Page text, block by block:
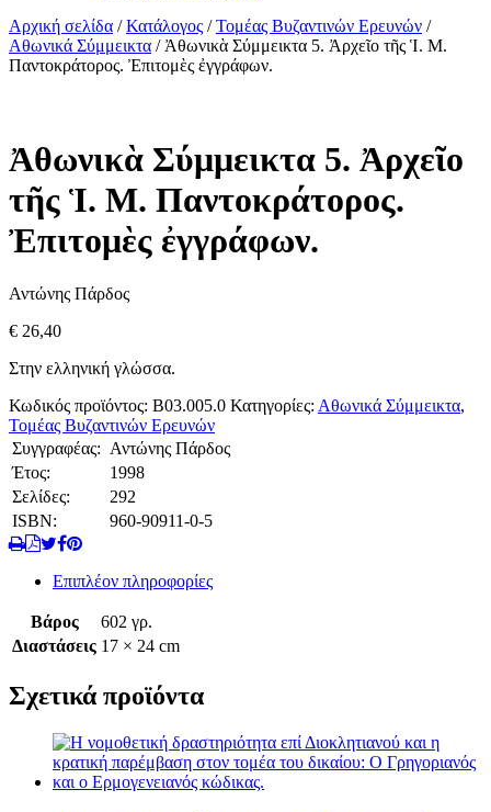
Αρχική σελίδα /Κατάλογος /Τομέας Βυζαντινών Ερευνών /
Αθωνικά Σύμμεικτα / Ἀθωνικὰ Σύμμεικτα 5. Ἀρχεῖο τῆς Ἱ. Μ.
Παντοκράτορος. Ἐπιτομὲς ἐγγράφων.
Ἀθωνικὰ Σύμμεικτα 5. Ἀρχεῖο
τῆς Ἱ. Μ. Παντοκράτορος.
Ἐπιτομὲς ἐγγράφων.
Αντώνης Πάρδος
€ 26,40
Στην ελληνική γλώσσα.
Κωδικός προϊόντος: B03.005.0 Κατηγορίες: Αθωνικά Σύμμεικτα,
Τομέας Βυζαντινών Ερευνών
Συγγραφέας: Αντώνης Πάρδος
Έτος:
1998
Σελίδες:
292
ISBN:
960-90911-0-5
Επιπλέον πληροφορίες
Βάρος
602 γρ.
Διαστάσεις 17 × 24 cm
Σχετικά προϊόντα